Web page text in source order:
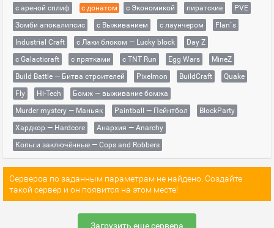
с ареной сплиф
с донатом с Экономикой пиратские
PVE
Зомби апокалипсис
с Выживанием с лаунчером
Flan`s
Industrial Craft
с Лаки блоком — Lucky block
Day Z
с Galacticraft
с прятками с TNT Run Egg Wars
MineZ
Build Battle — Битва строителей
Pixelmon BuildCraft
Quake
Fly
Hi-Tech
Бомж — выживание бомжа
Murder mystery — Маньяк
Paintball — Пейнтбол
BlockParty
Хардкор — Hardcore
Анархия — Anarchy
Копы и заключённые — Cops and Robbers
Серверов по заданным параметрам не найдено. Создайте
такой сервер и он появится на этом месте!
Загрузить еще сервера